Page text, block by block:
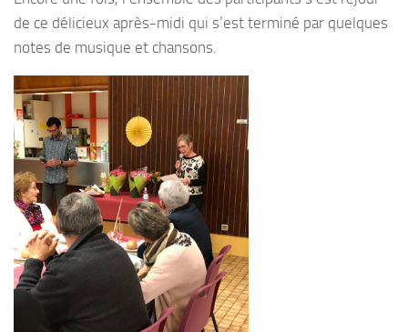
de ce délicieux après-midi qui s’est terminé par quelques
notes de musique et chansons.